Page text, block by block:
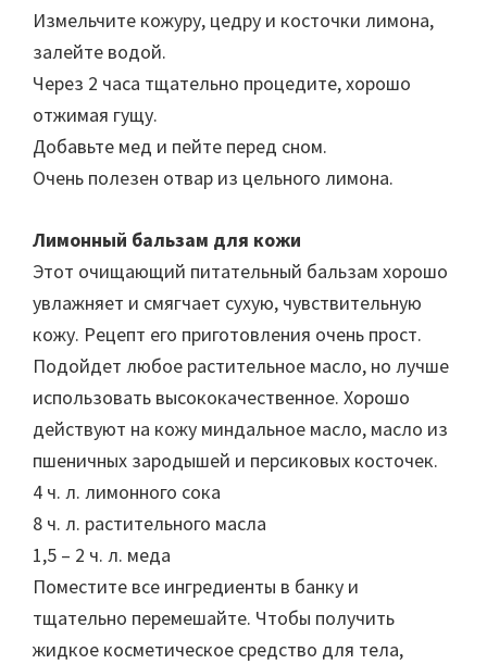
Измельчите кожуру, цедру и косточки лимона,
залейте водой.
Через 2 часа тщательно процедите, хорошо
отжимая гущу.
Добавьте мед и пейте перед сном.
Очень полезен отвар из цельного лимона.
Лимонный бальзам для кожи
Этот очищающий питательный бальзам хорошо
увлажняет и смягчает сухую, чувствительную
кожу. Рецепт его приготовления очень прост.
Подойдет любое растительное масло, но лучше
использовать высококачественное. Хорошо
действуют на кожу миндальное масло, масло из
пшеничных зародышей и персиковых косточек.
4 ч. л. лимонного сока
8 ч. л. растительного масла
1,5 – 2 ч. л. меда
Поместите все ингредиенты в банку и
тщательно перемешайте. Чтобы получить
жидкое косметическое средство для тела,